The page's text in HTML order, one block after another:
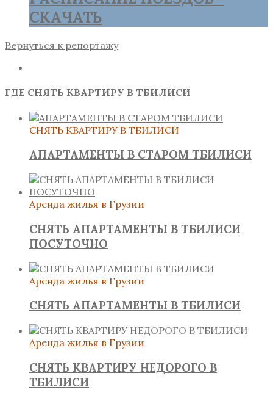
СКАЧАТЬ
Вернуться к репортажу
ГДЕ СНЯТЬ КВАРТИРУ В ТБИЛИСИ
СНЯТЬ КВАРТИРУ В ТБИЛИСИ
АПАРТАМЕНТЫ В СТАРОМ ТБИЛИСИ
Аренда жилья в Грузии
СНЯТЬ АПАРТАМЕНТЫ В ТБИЛИСИ
ПОСУТОЧНО
Аренда жилья в Грузии
СНЯТЬ АПАРТАМЕНТЫ В ТБИЛИСИ
Аренда жилья в Грузии
СНЯТЬ КВАРТИРУ НЕДОРОГО В
ТБИЛИСИ